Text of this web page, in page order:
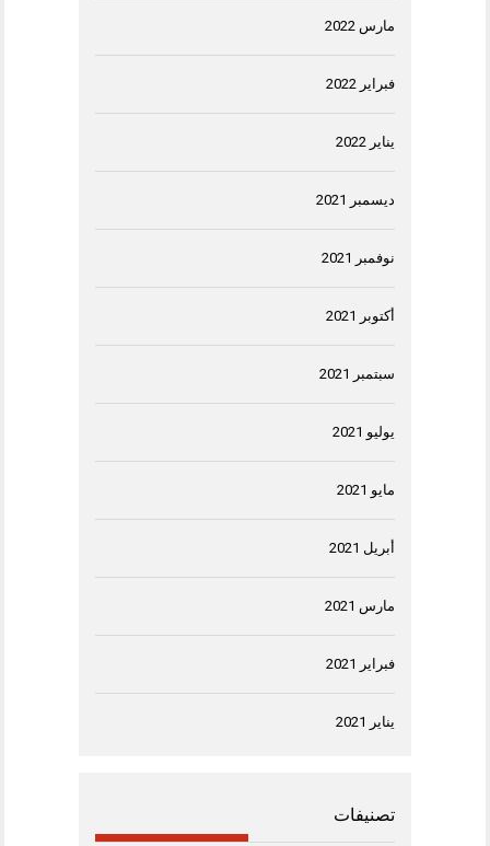
مارس 2022
فبراير 2022
يناير 2022
ديسمبر 2021
نوفمبر 2021
أكتوبر 2021
سبتمبر 2021
يوليو 2021
مايو 2021
أبريل 2021
مارس 2021
فبراير 2021
يناير 2021
تصنيفات